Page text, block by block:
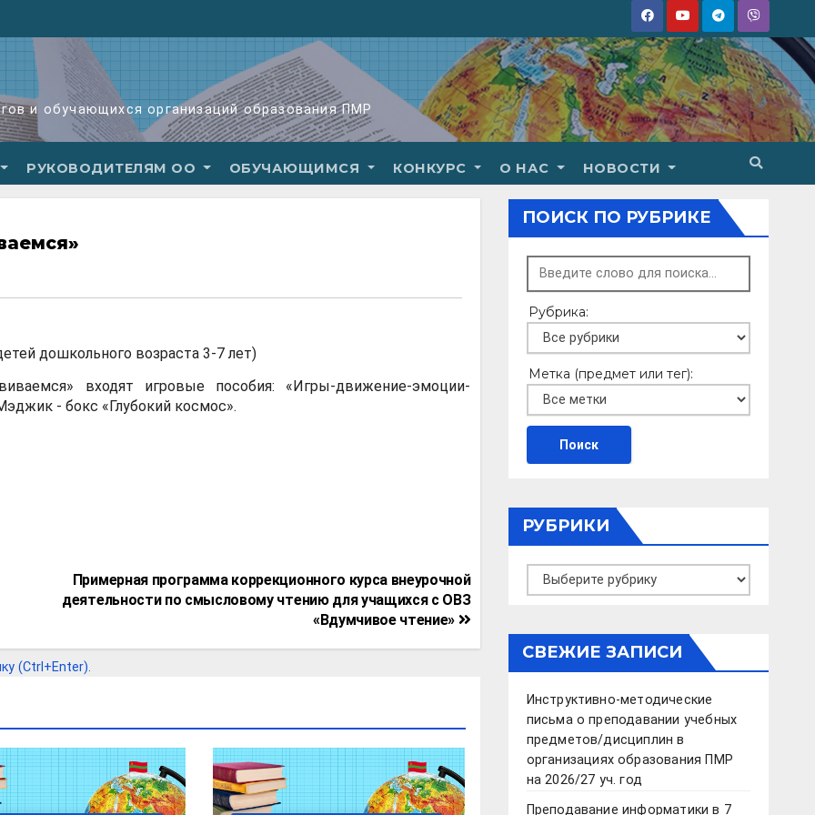
и обучающихся организаций образования ПМР
РУКОВОДИТЕЛЯМ ОО ОБУЧАЮЩИМСЯ КОНКУРС О НАС НОВОСТИ
дошкольного возраста 3-7 лет)
входят игровые пособия: «Игры-движение-эмоции-
- бокс «Глубокий космос».
Примерная программа коррекционного курса внеурочной
деятельности по смысловому чтению для учащихся с ОВЗ
«Вдумчивое чтение»
(Ctrl+Enter).
ПОИСК ПО РУБРИКЕ
Рубрика:
Метка (предмет или тег):
РУБРИКИ
Рубрики
СВЕЖИЕ ЗАПИСИ
Инструктивно-методические
письма о преподавании учебных
предметов/дисциплин в
организациях образования ПМР
на 2026/27 уч. год
Преподавание информатики в 7